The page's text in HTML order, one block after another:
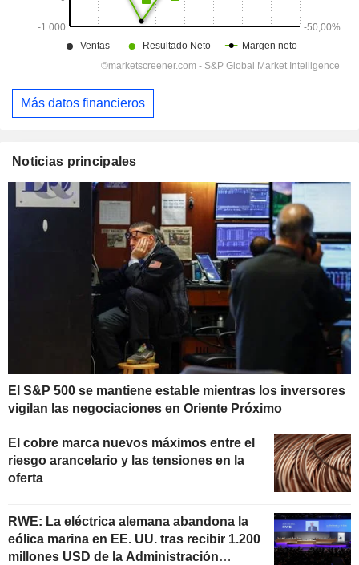
Más datos financieros
Noticias principales
El S&P 500 se mantiene estable mientras los inversores
vigilan las negociaciones en Oriente Próximo
El cobre marca nuevos máximos entre el
riesgo arancelario y las tensiones en la
oferta
RWE: La eléctrica alemana abandona la
eólica marina en EE. UU. tras recibir 1.200
millones USD de la Administración